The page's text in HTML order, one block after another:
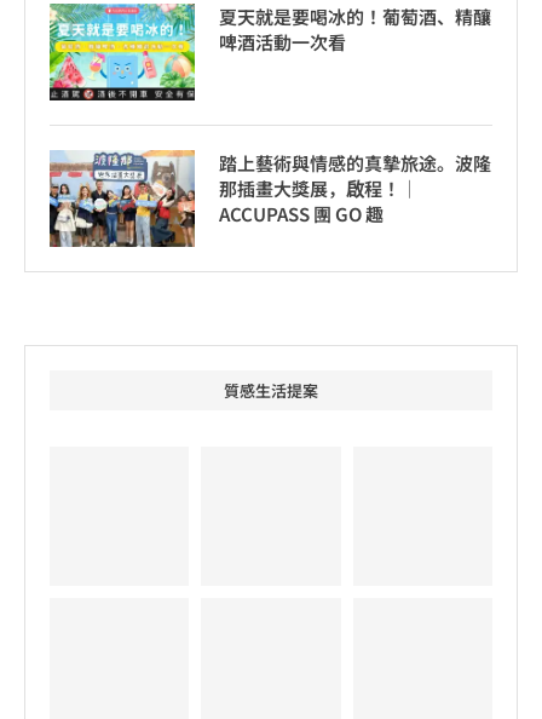
夏天就是要喝冰的！葡萄酒、精釀
啤酒活動一次看
踏上藝術與情感的真摯旅途。波隆
那插畫大獎展，啟程！│
ACCUPASS 團 GO 趣
質感生活提案